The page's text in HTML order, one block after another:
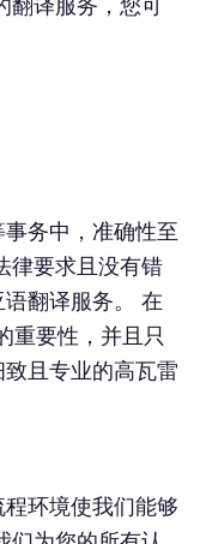
翻译服务，您可
务中，准确性至
律要求且没有错
翻译服务。 在
重要性，并且只
且专业的高瓦雷
环境使我们能够